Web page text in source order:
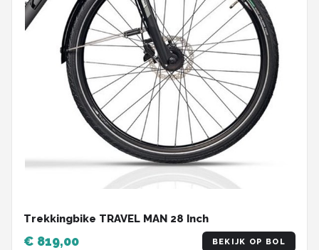
Trekkingbike TRAVEL MAN 28 Inch
€ 819,00 BEKIJK OP BOL